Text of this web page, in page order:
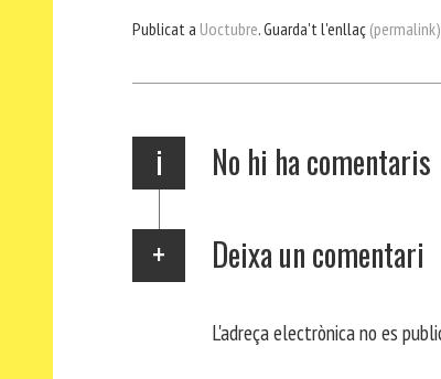
bo er ts
p
gr
m
ail
Publicat a Uoctubre. Guarda't l'enllaç (permalink)
i No hi ha comentaris
Deixa un comentari
L'adreça electrònica no es